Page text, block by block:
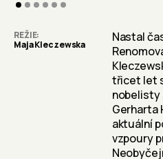
4 5
REŽIE
Maja Kleczewska
Nastal
třicet let
nobelisty
Gerharta
aktuální
vzpoury